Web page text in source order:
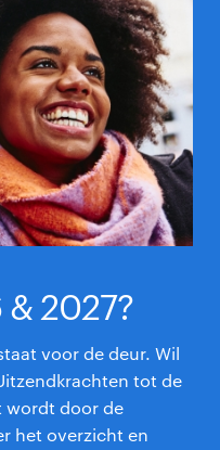
2027?
voor de deur. Wil
tot de
wordt door de
het overzicht en